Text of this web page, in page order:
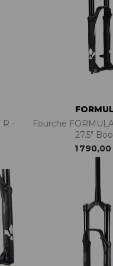
ACCESSOIRES TUBELESS
RAYONS
R -
Fourche
27.5"
1